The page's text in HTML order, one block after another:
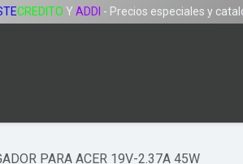
CREDITO Y ADDI - Precios especiales y
PARA ACER 19V-2.37A 45W